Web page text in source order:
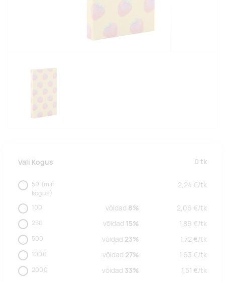
Vali Kogus 0 tk
50 (min.
kogus)
2,24 €/tk
100 võidad 8% 2,06 €/tk
250 võidad 15% 1,89 €/tk
500 võidad 23% 1,72 €/tk
1000 võidad 27% 1,63 €/tk
2000 võidad 33% 1,51 €/tk